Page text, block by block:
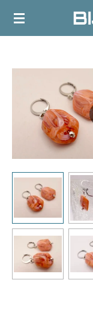
Ga